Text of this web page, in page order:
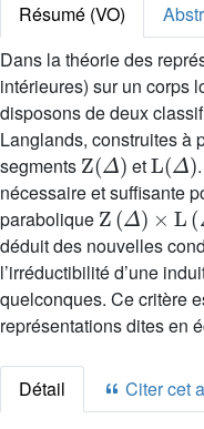
Résumé (VO)
Dans la théorie des
intérieures) sur un corps
disposons de deux
Langlands, construites à
segments
Z(Δ)
et
L(Δ)
nécessaire et suffisante
parabolique
Z(Δ)×L(Δ)
déduit des nouvelles
l’irréductibilité d’une
quelconques. Ce critère
représentations dites en
Détail Citer cet